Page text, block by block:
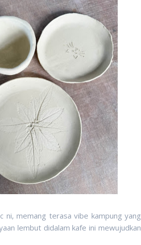
ni, memang terasa vibe kampung yang
lembut didalam kafe ini mewujudkan